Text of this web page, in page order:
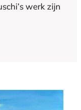
werk zijn